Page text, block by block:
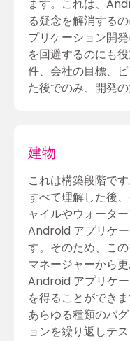
ます。これは、
る疑念を解消する
プリケーション開
を回避するのにも
件、会社の目標、
た後でのみ、開発
建物
これは構築段階で
すべて理解した後
ャイルやウォータ
Android アプリケ
す。そのため、こ
マネージャーから
Android アプリケ
を得ることができ
あらゆる種類のバ
ョンを繰り返しテ